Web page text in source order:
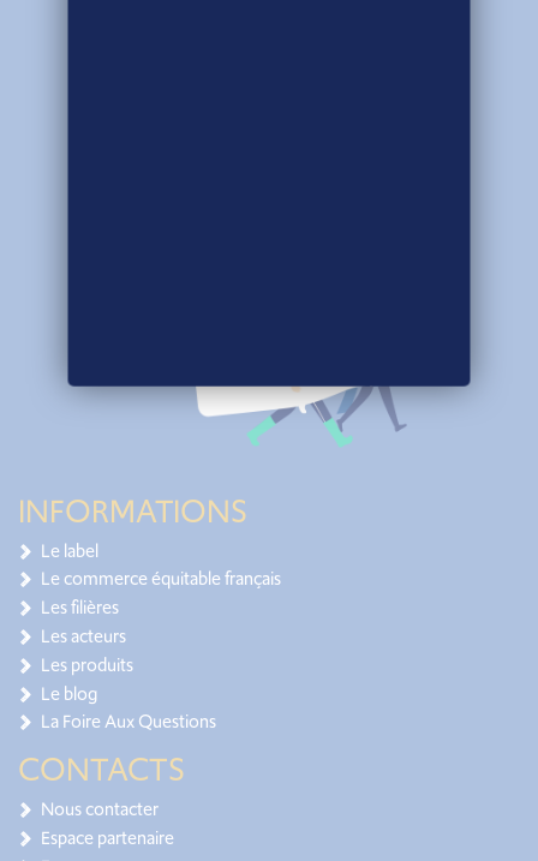
INFORMATIONS
Le label
Le commerce équitable français
Les filières
Les acteurs
Les produits
Le blog
La Foire Aux Questions
CONTACTS
Nous contacter
Espace partenaire